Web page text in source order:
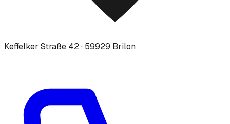
Keffelker Straße 42 · 59929 Brilon